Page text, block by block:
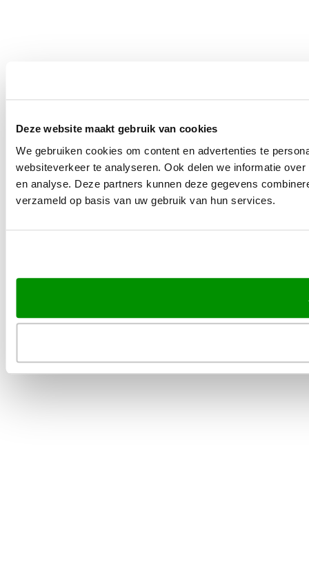
Deze website maakt gebruik van cookies
We gebruiken cookies om content en advertenties te
websiteverkeer te analyseren. Ook delen we informatie
en analyse. Deze partners kunnen deze gegevens
verzameld op basis van uw gebruik van hun services.